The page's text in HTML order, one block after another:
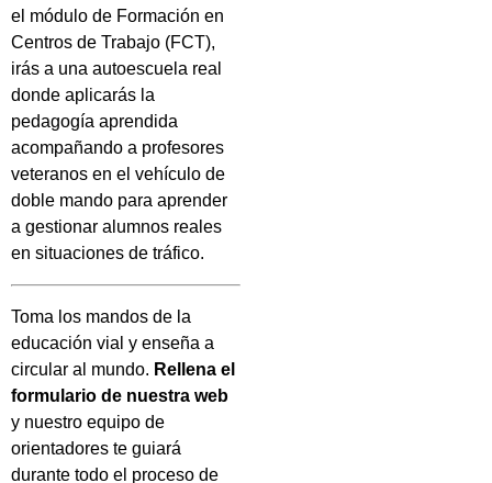
el módulo de Formación en
Centros de Trabajo (FCT),
irás a una autoescuela real
donde aplicarás la
pedagogía aprendida
acompañando a profesores
veteranos en el vehículo de
doble mando para aprender
a gestionar alumnos reales
en situaciones de tráfico.
Toma los mandos de la
educación vial y enseña a
circular al mundo. Rellena el
formulario de nuestra web
y nuestro equipo de
orientadores te guiará
durante todo el proceso de